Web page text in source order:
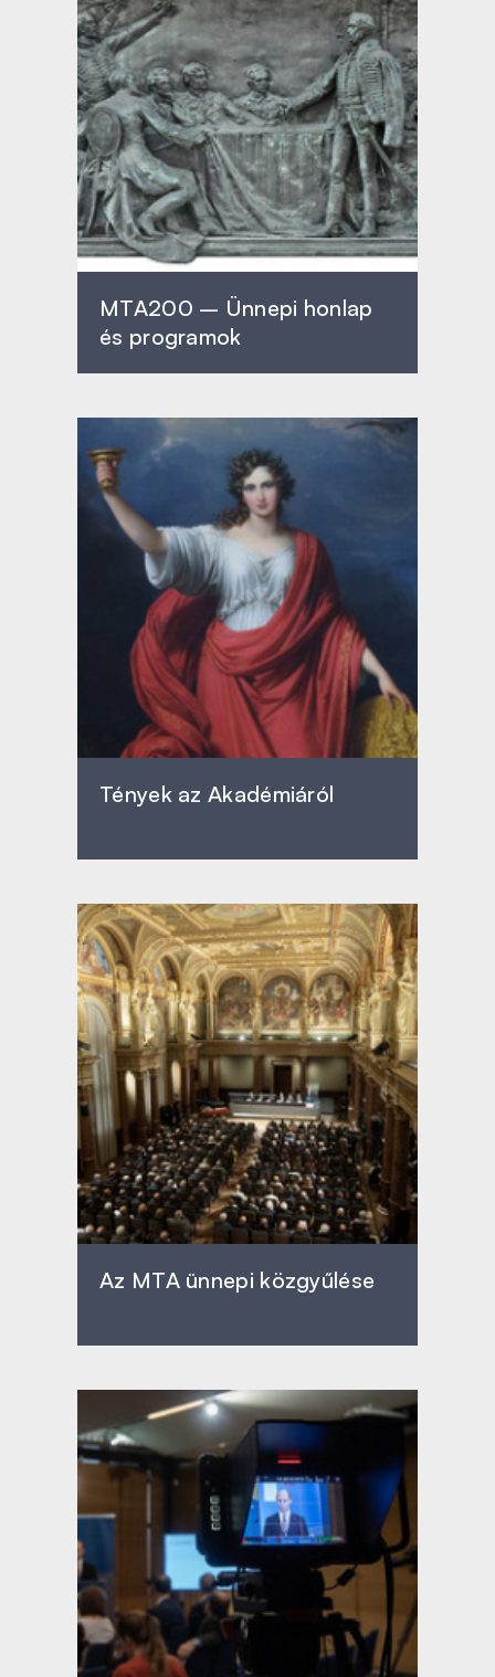
MTA200 – Ünnepi honlap
és programok
Tények az Akadémiáról
Az MTA ünnepi közgyűlése